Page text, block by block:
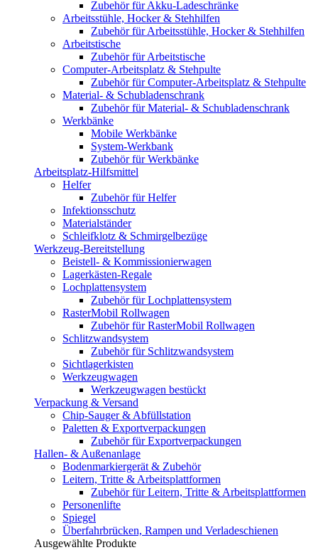
Zubehör für Akku-Ladeschränke
Arbeitsstühle, Hocker & Stehhilfen
Zubehör für Arbeitsstühle, Hocker & Stehhilfen
Arbeitstische
Zubehör für Arbeitstische
Computer-Arbeitsplatz & Stehpulte
Zubehör für Computer-Arbeitsplatz & Stehpulte
Material- & Schubladenschrank
Zubehör für Material- & Schubladenschrank
Werkbänke
Mobile Werkbänke
System-Werkbank
Zubehör für Werkbänke
Arbeitsplatz-Hilfsmittel
Helfer
Zubehör für Helfer
Infektionsschutz
Materialständer
Schleifklotz & Schmirgelbezüge
Werkzeug-Bereitstellung
Beistell- & Kommissionierwagen
Lagerkästen-Regale
Lochplattensystem
Zubehör für Lochplattensystem
RasterMobil Rollwagen
Zubehör für RasterMobil Rollwagen
Schlitzwandsystem
Zubehör für Schlitzwandsystem
Sichtlagerkisten
Werkzeugwagen
Werkzeugwagen bestückt
Verpackung & Versand
Chip-Sauger & Abfüllstation
Paletten & Exportverpackungen
Zubehör für Exportverpackungen
Hallen- & Außenanlage
Bodenmarkiergerät & Zubehör
Leitern, Tritte & Arbeitsplattformen
Zubehör für Leitern, Tritte & Arbeitsplattformen
Personenlifte
Spiegel
Überfahrbrücken, Rampen und Verladeschienen
Ausgewählte Produkte